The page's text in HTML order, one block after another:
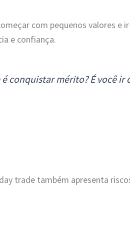
com pequenos valores e
e confiança.
conquistar mérito? É você ir
trade também apresenta